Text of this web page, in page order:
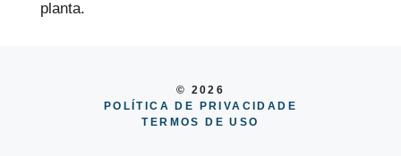
© 2026
POLÍTICA DE PRIVACIDADE
TERMOS DE USO